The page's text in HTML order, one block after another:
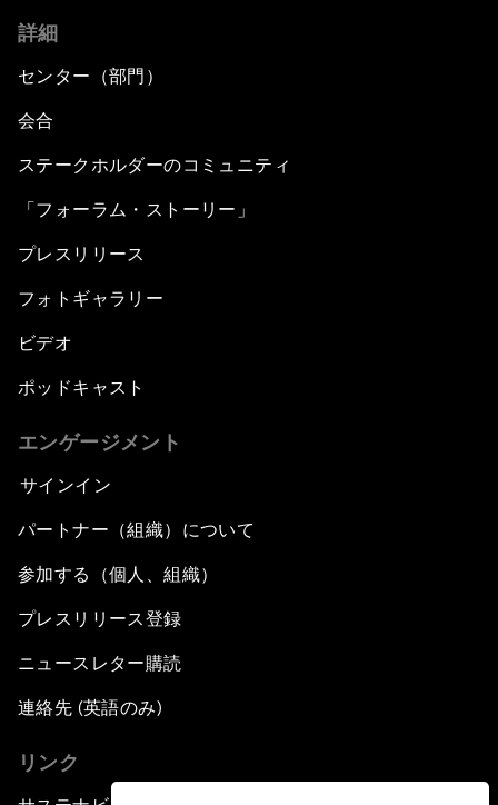
詳細
センター（部門）
会合
ステークホルダーのコミュニティ
「フォーラム・ストーリー」
プレスリリース
フォトギャラリー
ビデオ
ポッドキャスト
エンゲージメント
サインイン
パートナー（組織）について
参加する（個人、組織）
プレスリリース登録
ニュースレター購読
連絡先 (英語のみ)
リンク